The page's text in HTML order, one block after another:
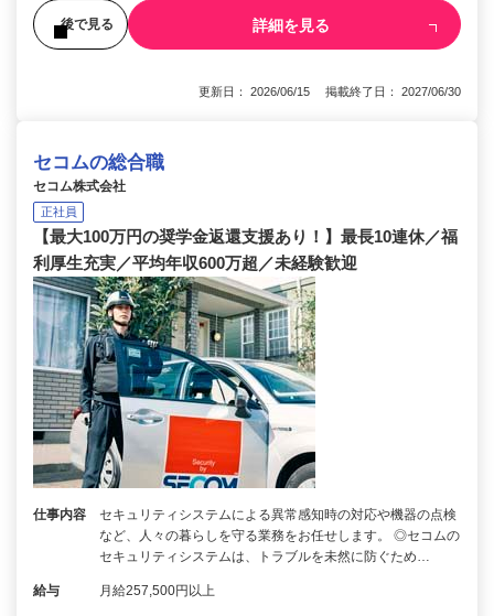
後で見る 詳細を見る
更新日： 2026/06/15 掲載終了日： 2027/06/30
セコムの総合職
セコム株式会社
正社員
【最大100万円の奨学金返還支援あり！】最長10連休／福
利厚生充実／平均年収600万超／未経験歓迎
仕事内容
セキュリティシステムによる異常感知時の対応や機器の点検
など、人々の暮らしを守る業務をお任せします。 ◎セコムの
セキュリティシステムは、トラブルを未然に防ぐため…
給与 月給257,500円以上